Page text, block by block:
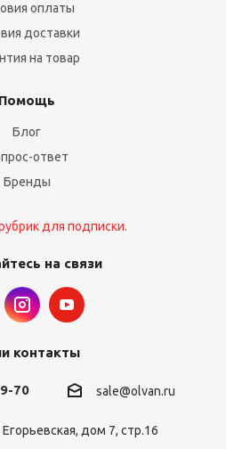
оплаты
доставки
на товар
Помощь
Блог
ответ
Бренды
для подписки.
на связи
контакты
70 sale@olvan.ru
дом 7, стр.16